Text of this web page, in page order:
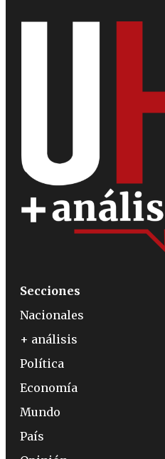
Secciones
Nacionales
+ análisis
Política
Economía
Mundo
País